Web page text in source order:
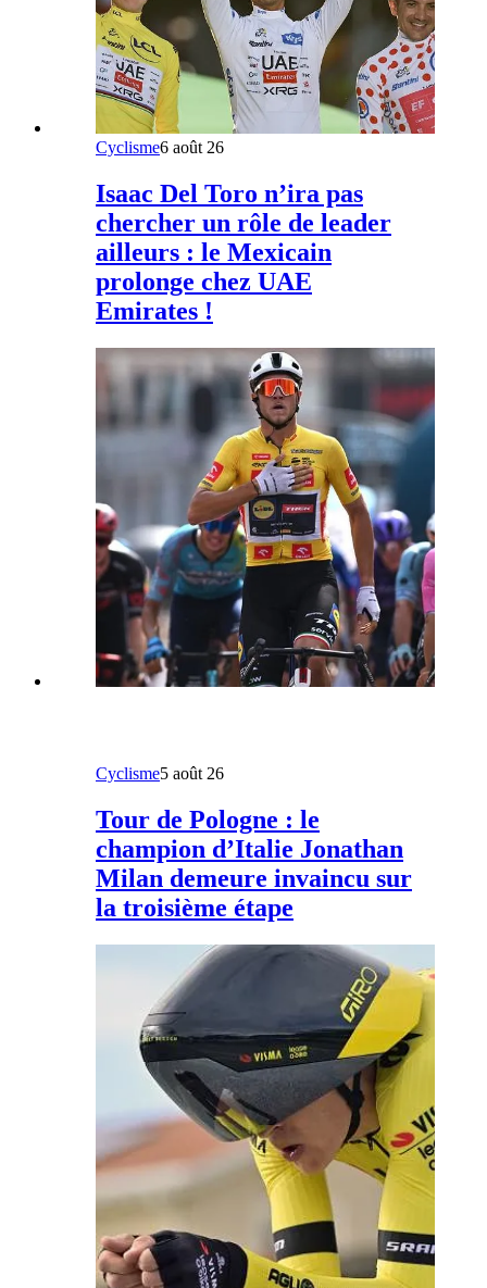
Cyclisme6 août 26
Isaac Del Toro n’ira pas
chercher un rôle de leader
ailleurs : le Mexicain
prolonge chez UAE
Emirates !
Cyclisme5 août 26
Tour de Pologne : le
champion d’Italie Jonathan
Milan demeure invaincu sur
la troisième étape